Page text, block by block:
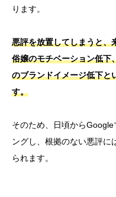
ります。
悪評を放置してしまうと、
俗嬢のモチベーション低下
のブランドイメージ低下と
す。
そのため、日頃から
ングし、根拠のない悪評に
られます。